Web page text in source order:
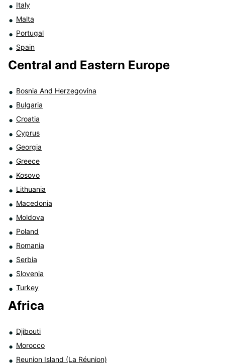
Italy
Malta
Portugal
Spain
Central and Eastern Europe
Bosnia And Herzegovina
Bulgaria
Croatia
Cyprus
Georgia
Greece
Kosovo
Lithuania
Macedonia
Moldova
Poland
Romania
Serbia
Slovenia
Turkey
Africa
Djibouti
Morocco
Reunion Island (La Réunion)